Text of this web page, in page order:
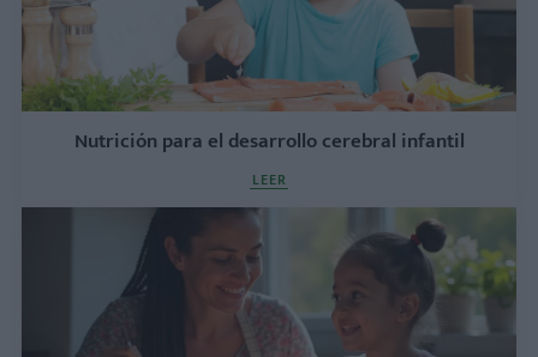
Nutrición para el desarrollo cerebral infantil
LEER